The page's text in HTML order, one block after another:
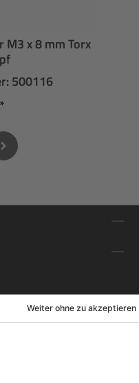
M3 x 8 mm Torx
500116